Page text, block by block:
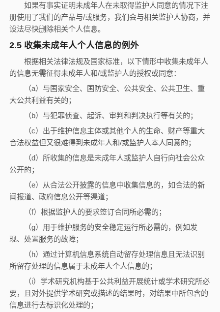
如果有事实证明未成年人在未取得监护人同意的情况下注
册使用了我们的产品与/或服务，我们会与相关监护人协商，并
设法尽快删除相关个人信息。
2.5 收集未成年人个人信息的例外
根据相关法律法规及国家标准，以下情形中收集未成年人
的信息无需征得未成年人和/或监护人的授权或同意：
（a）与国家安全、国防安全、公共安全、公共卫生、重
大公共利益有关的；
（b）与犯罪侦查、起诉、审判和判决执行等有关的；
（c）出于维护信息主体或其他个人的生命、财产等重大
合法权益但又很难得到未成年人和/或监护人本人同意的；
（d）所收集的信息是未成年人或监护人自行向社会公众
公开的；
（e）从合法公开披露的信息中收集信息的，如合法的新
闻报道、政府信息公开等渠道；
（f）根据监护人的要求签订合同所必需的；
（g）用于维护服务的安全稳定运行所必需的，例如发
现、处置服务的故障；
（h）通过计算机信息系统自动留存处理信息且无法识别
所留存处理的信息属于未成年人个人信息的；
（i）学术研究机构基于公共利益开展统计或学术研究所必
要，且对外提供学术研究或描述的结果时，对结果中所包含的
信息进行去标识化处理的；